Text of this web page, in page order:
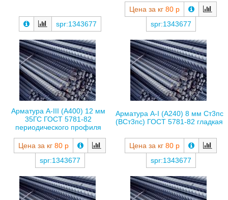
spr:1343677
Цена за кг 80 р
spr:1343677
Арматура А-III (А400) 12 мм
35ГС ГОСТ 5781-82
периодического профиля
Цена за кг 80 р
spr:1343677
Арматура А-I (А240) 8 мм Ст3пс
(ВСт3пс) ГОСТ 5781-82 гладкая
Цена за кг 80 р
spr:1343677